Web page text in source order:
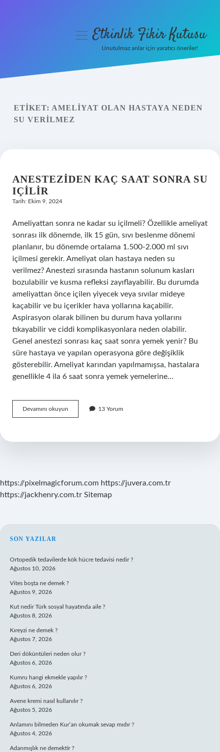
Yasal Uyarı
menüyüEtkinlik Fikir Kutusu
Unutulmaz anlar için yaratıcı öneriler!
ETIKET: AMELIYAT OLAN HASTAYA NEDEN
SU VERILMEZ
ANESTEZIDEN KAÇ SAAT SONRA SU
IÇILIR
Tarih: Ekim 9, 2024
Ameliyattan sonra ne kadar su içilmeli? Özellikle ameliyat
sonrası ilk dönemde, ilk 15 gün, sıvı beslenme dönemi
planlanır, bu dönemde ortalama 1.500-2.000 ml sıvı
içilmesi gerekir. Ameliyat olan hastaya neden su
verilmez? Anestezi sırasında hastanın solunum kasları
bozulabilir ve kusma refleksi zayıflayabilir. Bu durumda
ameliyattan önce içilen yiyecek veya sıvılar mideye
kaçabilir ve bu içerikler hava yollarına kaçabilir.
Aspirasyon olarak bilinen bu durum hava yollarını
tıkayabilir ve ciddi komplikasyonlara neden olabilir.
Genel anestezi sonrası kaç saat sonra yemek yenir? Bu
süre hastaya ve yapılan operasyona göre değişiklik
gösterebilir. Ameliyat karından yapılmamışsa, hastalara
genellikle 4 ila 6 saat sonra yemek yemelerine…
Devamını okuyun Anesteziden
Kaç
Su
13 Yorum
https://pixelmagicforum.com https://juvera.com.tr
https://jackhenry.com.tr Sitemap
SIDEBAR
SON YAZILAR
Ortopedik tedavilerde kök hücre tedavisi nedir ?
Ağustos 10, 2026
Vites boşta ne demek ?
Ağustos 9, 2026
Kut nedir Türk sosyal hayatında aile ?
Ağustos 8, 2026
Kıreyzi ne demek ?
Ağustos 7, 2026
Deri döküntüleri neden olur ?
Ağustos 6, 2026
Kumru hangi ekmekle yapılır ?
Ağustos 6, 2026
Avene kremi nasıl kullanılır ?
Ağustos 5, 2026
Anlamını bilmeden Kur’an okumak sevap mıdır ?
Ağustos 4, 2026
Adanmışlık ne demektir ?